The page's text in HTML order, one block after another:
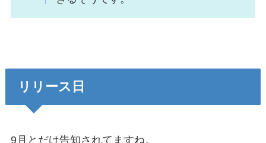
リリース日
9月とだけ告知されてますね。